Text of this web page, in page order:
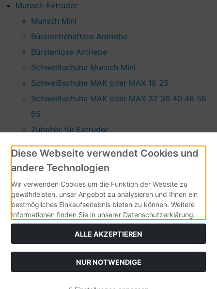
Munsch Extruder
Munsch Mini
Bürstenbehaftete Antriebe
Bürstenlose Antriebe
Schweißschuhe Munsch Mini
Schweißschuhe MAK oder MAX 18 25
Schweißschuhe MAK oder MAX 32 36 40 48 58
65
Zubehör für Extruder
Herz Extruder
Micro Schweißschuhe
ExOn1 Schweißschuhe
ExOn2 - ExOn10 Schweißschuhe
Ritmo Extruder
Aufsätze 34 mm + Zubehör
Heiz-Schweißdraht
Diese Webseite verwendet Cookies und
andere Technologien
Wir verwenden Cookies um die Funktion der Website zu
gewährleisten, unser Angebot zu analysieren und Ihnen ein
bestmögliches Einkaufserlebnis bieten zu können. Weitere
Informationen finden Sie in unserer Datenschutzerklärung.
ALLE AKZEPTIEREN
NUR NOTWENDIGE